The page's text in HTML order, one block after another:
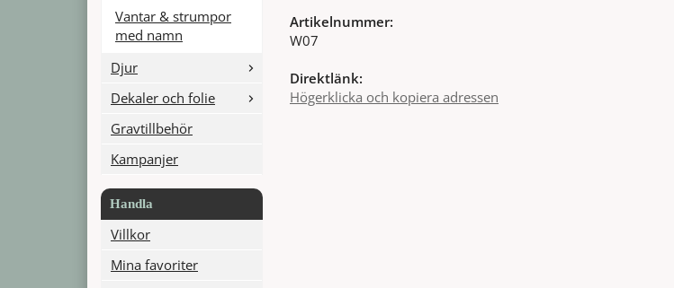
Vantar & strumpor
med namn
Djur
Dekaler och folie
Gravtillbehör
Kampanjer
Handla
Villkor
Mina favoriter
Artikelnummer:
W07
Direktlänk:
Högerklicka och kopiera adressen